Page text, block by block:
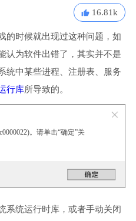
16.81k
的时候就出现过这种问题，如
认为软件出错了，其实并不是
统中某些进程、注册表、服务
行库所导致的。
。请单击“确定”关
系统运行时库，或者手动关闭